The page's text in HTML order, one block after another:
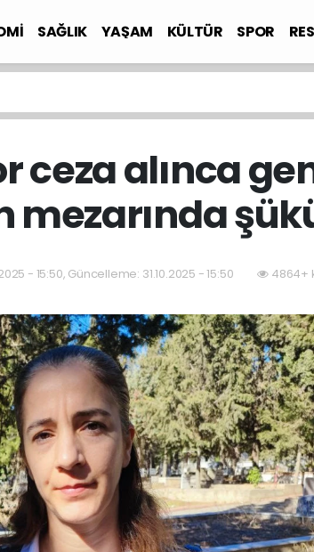
SAĞLIK YAŞAM KÜLTÜR SPOR
ceza alınca
mezarında
- 15:50, Güncelleme: 31.10.2025 - 15:50 4864+